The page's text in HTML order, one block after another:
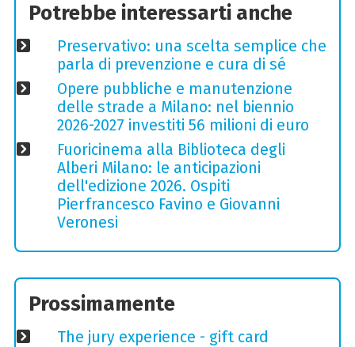
Potrebbe interessarti anche
Preservativo: una scelta semplice che
parla di prevenzione e cura di sé
Opere pubbliche e manutenzione
delle strade a Milano: nel biennio
2026-2027 investiti 56 milioni di euro
Fuoricinema alla Biblioteca degli
Alberi Milano: le anticipazioni
dell'edizione 2026. Ospiti
Pierfrancesco Favino e Giovanni
Veronesi
Prossimamente
The jury experience - gift card